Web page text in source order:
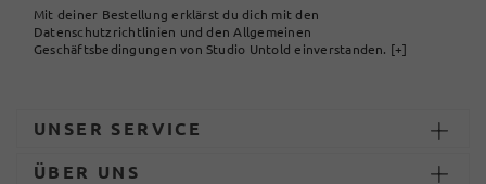
Mit deiner Bestellung erklärst du dich mit den
Datenschutzrichtlinien und den Allgemeinen
Geschäftsbedingungen von Studio Untold einverstanden. [+]
UNSER SERVICE
ÜBER UNS